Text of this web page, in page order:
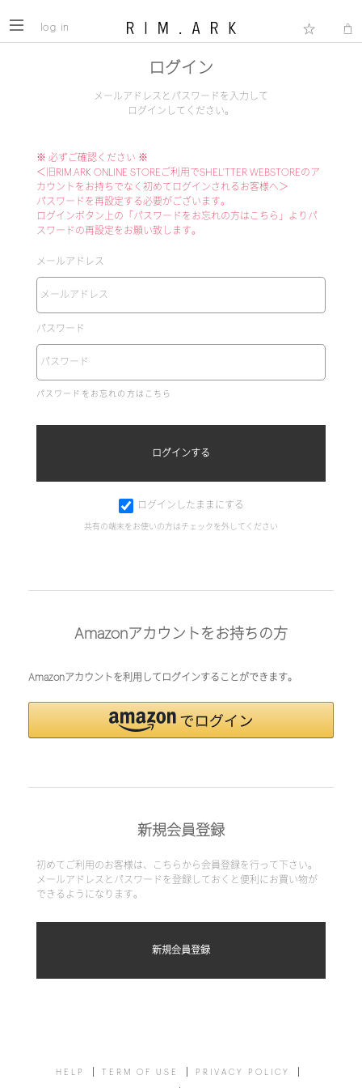
log in
ログイン
メールアドレスとパスワードを入力して
ログインしてください。
※ 必ずご確認ください ※
＜旧RIM.ARK ONLINE STOREご利用でSHEL'TTER WEBSTOREのア
カウントをお持ちでなく初めてログインされるお客様へ＞
パスワードを再設定する必要がございます。
ログインボタン上の「パスワードをお忘れの方はこちら」よりパ
スワードの再設定をお願い致します。
メールアドレス
パスワード
パスワードをお忘れの方はこちら
ログインしたままにする
共有の端末をお使いの方はチェックを外してください
Amazonアカウントをお持ちの方
Amazonアカウントを利用してログインすることができます。
新規会員登録
初めてご利用のお客様は、こちらから会員登録を行って下さい。
メールアドレスとパスワードを登録しておくと便利にお買い物が
できるようになります。
HELP TERM OF USE PRIVACY POLICY